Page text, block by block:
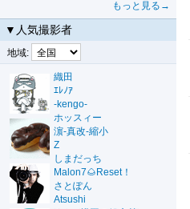
もっと見る→
▼人気撮影者
地域:
織田
ｴﾚﾉｱ
-kengo-
ホッスィー
濵-真改-縮小
Z
しまだっち
Malon7🌰Reset！
さとぽん
Atsushi